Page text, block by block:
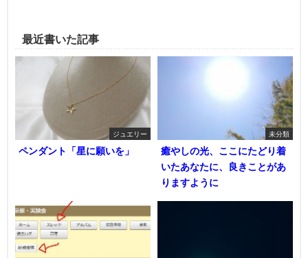
最近書いた記事
ジュエリー
ペンダント「星に願いを」
未分類
癒やしの光、ここにたどり着
いたあなたに、良きことがあ
りますように